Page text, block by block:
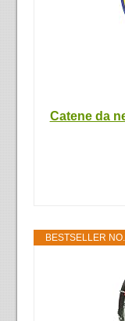
Catene da
BESTSELLER